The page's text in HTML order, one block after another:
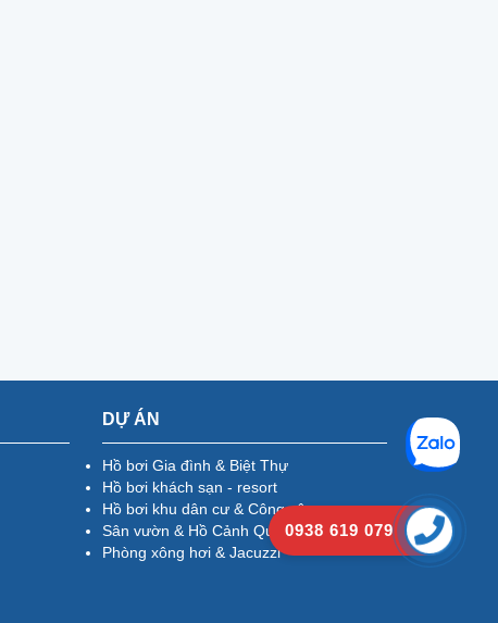
DỰ ÁN
Hồ bơi Gia đình & Biệt Thự
Hồ bơi khách sạn - resort
Hồ bơi khu dân cư & Công cộng
Sân vườn & Hồ Cảnh Quan
Phòng xông hơi & Jacuzzi
0938 619 079